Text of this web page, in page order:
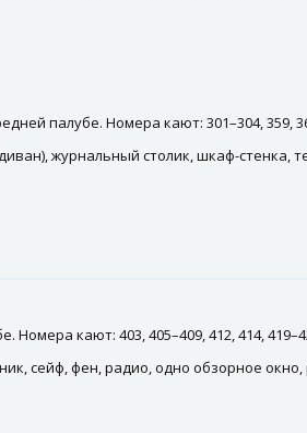
палубе. Номера кают: 301–304, 359,
журнальный столик, шкаф-стенка,
кают: 403, 405–409, 412, 414,
сейф, фен, радио, одно обзорное